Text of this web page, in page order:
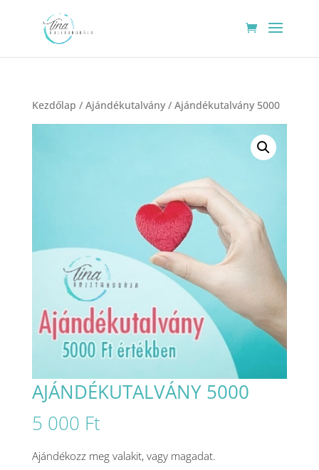
Kezdőlap / Ajándékutalvány/ Ajándékutalvány 5000
AJÁNDÉKUTALVÁNY 5000
5 000 Ft
Ajándékozz meg valakit, vagy magadat.